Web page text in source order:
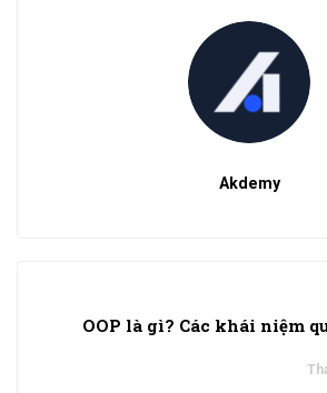
Akdemy
OOP là gì? Các khái niệm